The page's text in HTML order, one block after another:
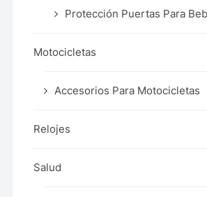
Protección Puertas Para
Motocicletas
Accesorios Para Motocicletas
Relojes
Salud